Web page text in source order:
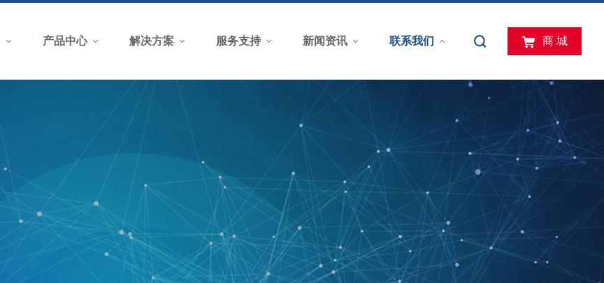
商 城
产品中心 解决方案 服务支持 新闻资讯 联系我们